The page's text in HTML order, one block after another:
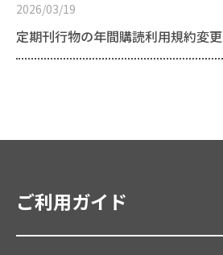
2026/03/19
定期刊行物の年間購読利用規約変
ご利用ガイド